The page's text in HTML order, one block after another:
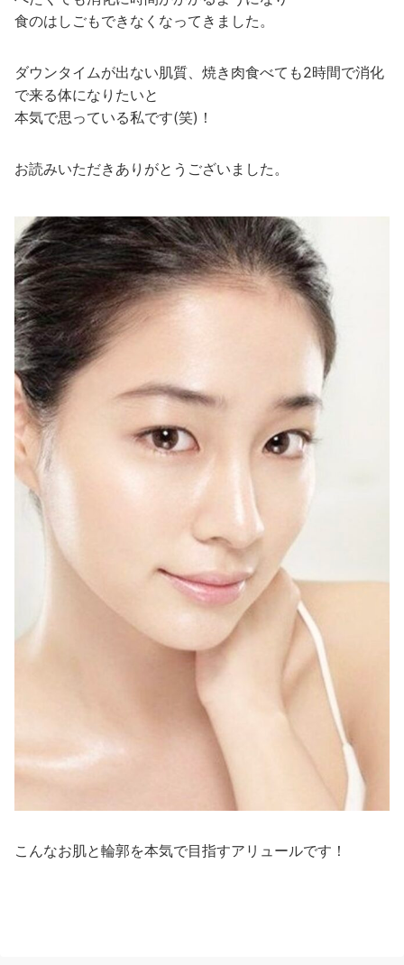
食のはしごもできなくなってきました。
ダウンタイムが出ない肌質、焼き肉食べても2時間で消化
で来る体になりたいと
本気で思っている私です(笑)！
お読みいただきありがとうございました。
こんなお肌と輪郭を本気で目指すアリュールです！